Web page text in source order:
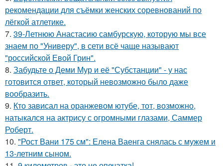
рекомендации для съёмки женских соревнований по
лёгкой атлетике.
7. 39-Летнюю Анастасию самбурскую, которую мы все
знаем по "Универу", в сети всё чаще называют
"российской Евой Грин".
8. Забудьте о Деми Мур и её "Субстанции" - у нас
готовится ответ, который невозможно было даже
вообразить.
9. Кто зависал на оранжевом ютубе, тот, возможно,
натыкался на актрису с огромными глазами, Саммер
Роберт.
10. "Рост Вани 175 см": Елена Ваенга снялась с мужем и
13-летним сыном.